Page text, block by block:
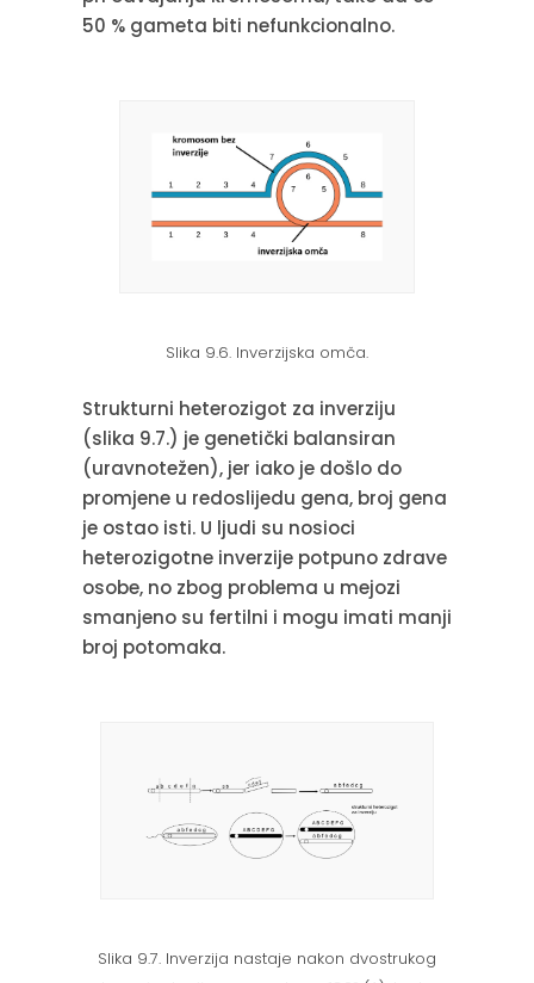
50 % gameta biti nefunkcionalno.
Slika 9.6. Inverzijska omča.
Strukturni heterozigot za inverziju
(slika 9.7.) je genetički balansiran
(uravnotežen), jer iako je došlo do
promjene u redoslijedu gena, broj gena
je ostao isti. U ljudi su nosioci
heterozigotne inverzije potpuno zdrave
osobe, no zbog problema u mejozi
smanjeno su fertilni i mogu imati manji
broj potomaka.
Slika 9.7. Inverzija nastaje nakon dvostrukog